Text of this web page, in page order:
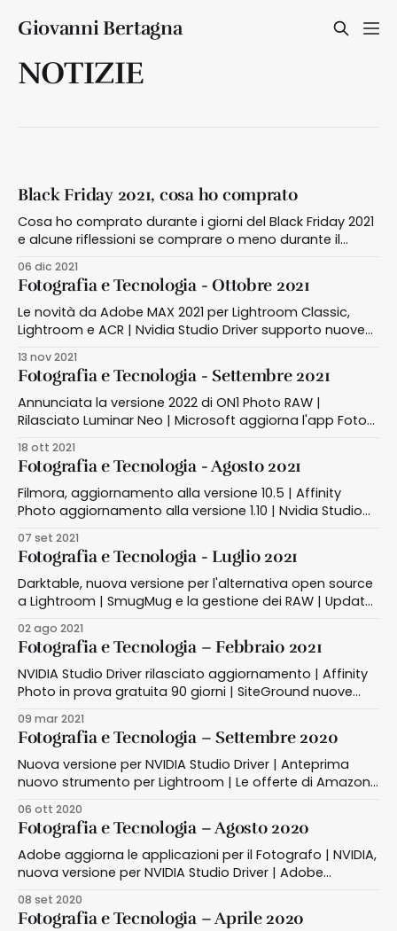
Giovanni Bertagna
NOTIZIE
Black Friday 2021, cosa ho comprato
Cosa ho comprato durante i giorni del Black Friday 2021
e alcune riflessioni se comprare o meno durante il
06 dic 2021
Fotografia e Tecnologia - Ottobre 2021
Le novità da Adobe MAX 2021 per Lightroom Classic,
Lightroom e ACR | Nvidia Studio Driver supporto nuove
Nuovi episodi del podcast di Daniele Carrer
13 nov 2021
Fotografia e Tecnologia - Settembre 2021
Annunciata la versione 2022 di ON1 Photo RAW |
Rilasciato Luminar Neo | Microsoft aggiorna l'app Foto
e ACR | Il nuovo libro di Alessandro Grandini sul
microstock
18 ott 2021
Fotografia e Tecnologia - Agosto 2021
Filmora, aggiornamento alla versione 10.5 | Affinity
Photo aggiornamento alla versione 1.10 | Nvidia Studio
07 set 2021
Fotografia e Tecnologia - Luglio 2021
Darktable, nuova versione per l'alternativa open source
a Lightroom | SmugMug e la gestione dei RAW | Update
progetto Cineprospettive su Discorsi Fotografici
02 ago 2021
Fotografia e Tecnologia – Febbraio 2021
NVIDIA Studio Driver rilasciato aggiornamento | Affinity
Photo in prova gratuita 90 giorni | SiteGround nuove
09 mar 2021
Fotografia e Tecnologia – Settembre 2020
Nuova versione per NVIDIA Studio Driver | Anteprima
nuovo strumento per Lightroom | Le offerte di Amazon
06 ott 2020
Fotografia e Tecnologia – Agosto 2020
Adobe aggiorna le applicazioni per il Fotografo | NVIDIA,
nuova versione per NVIDIA Studio Driver | Adobe
08 set 2020
Fotografia e Tecnologia – Aprile 2020